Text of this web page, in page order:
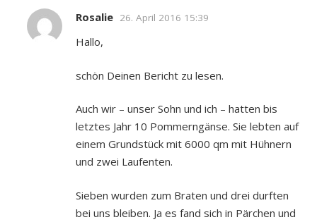
Rosalie 26. April 2016 15:39
Hallo,
schön Deinen Bericht zu lesen.
Auch wir – unser Sohn und ich – hatten bis
letztes Jahr 10 Pommerngänse. Sie lebten auf
einem Grundstück mit 6000 qm mit Hühnern
und zwei Laufenten.
Sieben wurden zum Braten und drei durften
bei uns bleiben. Ja es fand sich in Pärchen und